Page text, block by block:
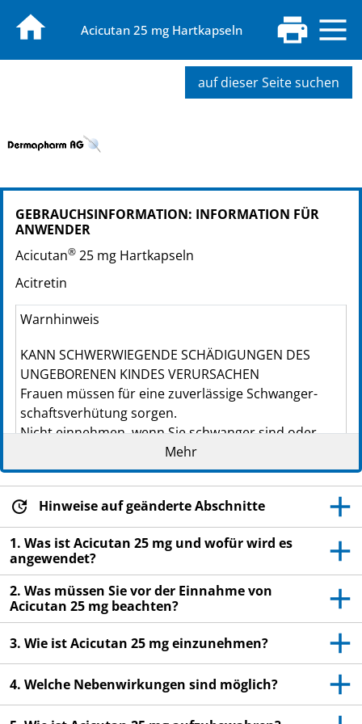
Acicutan 25 mg Hartkapseln
auf dieser Seite suchen
PZN: 12453126
PPN: 111245312619
GTIN: 04250297403909
PZN: 09223144
PPN: 110922314415
GTIN: 04250297403343
PZN: 09223167
GTIN: 04250297403350
GEBRAUCHSINFORMATION: INFORMATION FÜR
ANWENDER
Acicutan® 25 mg Hartkapseln
Acitretin
Warnhinweis
KANN SCHWERWIEGENDE SCHÄDIGUNGEN DES
UNGEBORENEN KINDES VERURSACHEN
Frauen müssen für eine zuverlässige Schwan­ger­
schafts­ver­hü­tung sorgen.
Nicht einnehmen, wenn Sie schwanger sind oder
vermuten schwanger zu sein.
Lesen Sie die gesamte Packungsbeilage sorgfältig
durch, bevor Sie mit der Einnahme dieses
Arzneimittels beginnen, denn sie enthält wichtige
Informationen.
Heben Sie die Packungsbeilage auf. Vielleicht
möchten Sie diese später nochmals lesen.
Wenn Sie weitere Fragen haben, wenden Sie sich
an Ihren Arzt oder Apotheker.
Dieses Arzneimittel wurde Ihnen persönlich
verschrieben. Geben Sie es nicht an Dritte weiter.
Es kann anderen Menschen schaden, auch wenn
Mehr
Hinweise auf geänderte Abschnitte
1. Was ist Acicutan 25 mg und wofür wird es
angewendet?
2. Was müssen Sie vor der Einnahme von
Acicutan 25 mg beachten?
3. Wie ist Acicutan 25 mg einzunehmen?
4. Welche Nebenwirkungen sind möglich?